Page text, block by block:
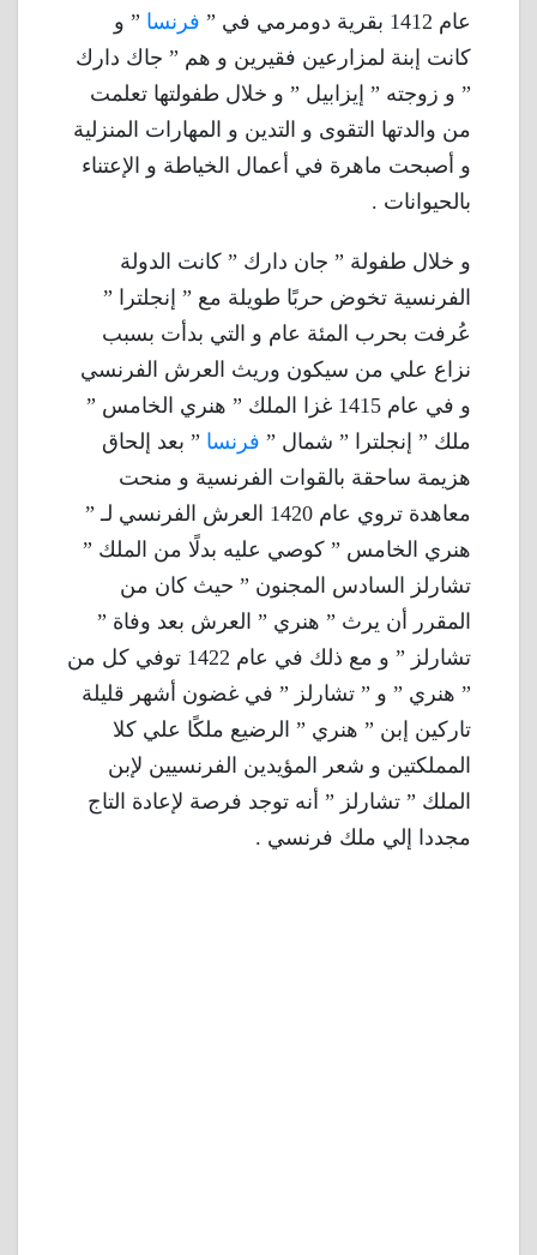
عام 1412 بقرية دومرمي في ”
فرنسا ” و
كانت إبنة لمزارعين فقيرين و هم ” جاك دارك
” و زوجته ” إيزابيل ” و خلال طفولتها تعلمت
من والدتها التقوى و التدين و المهارات المنزلية
و أصبحت ماهرة في أعمال الخياطة و الإعتناء
بالحيوانات .
و خلال طفولة ” جان دارك ” كانت الدولة
الفرنسية تخوض حربًا طويلة مع ” إنجلترا ”
عُرفت بحرب المئة عام و التي بدأت بسبب
نزاع علي من سيكون وريث العرش الفرنسي
و في عام 1415 غزا الملك ” هنري الخامس ”
ملك ” إنجلترا ” شمال ” فرنسا ” بعد إلحاق
هزيمة ساحقة بالقوات الفرنسية و منحت
معاهدة تروي عام 1420 العرش الفرنسي لـ ”
هنري الخامس ” كوصي عليه بدلًا من الملك ”
تشارلز السادس المجنون ” حيث كان من
المقرر أن يرث ” هنري ” العرش بعد وفاة ”
تشارلز ” و مع ذلك في عام 1422 توفي كل من
” هنري ” و ” تشارلز ” في غضون أشهر قليلة
تاركين إبن ” هنري ” الرضيع ملكًا علي كلا
المملكتين و شعر المؤيدين الفرنسيين لإبن
الملك ” تشارلز ” أنه توجد فرصة لإعادة التاج
مجددا إلي ملك فرنسي .